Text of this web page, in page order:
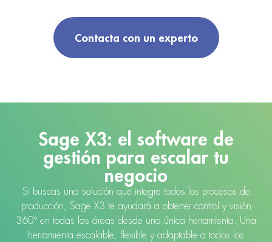
Contacta con un experto
Sage X3: el software de
gestión para escalar tu
negocio
Si buscas una solución que integre todos los procesos de
producción, Sage X3 te ayudará a obtener control y visión
360º en todas las áreas desde una única herramienta. Una
herramienta escalable, flexible y adaptable a todos los